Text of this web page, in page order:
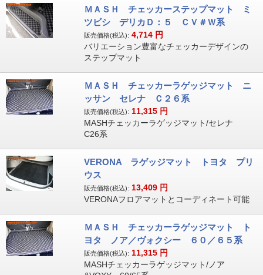
ＭＡＳＨ チェッカーステップマット ミ
ツビシ デリカＤ：５ ＣＶ＃Ｗ系
販売価格(税込): 4,714 円
バリエーション豊富なチェッカーデザインの
ステップマット
ＭＡＳＨ チェッカーラゲッジマット ニ
ッサン セレナ Ｃ２６系
販売価格(税込): 11,315 円
MASHチェッカーラゲッジマット/セレナ
C26系
VERONA ラゲッジマット トヨタ プリ
ウス
販売価格(税込): 13,409 円
VERONAフロアマットとコーディネート可能
ＭＡＳＨ チェッカーラゲッジマット ト
ヨタ ノア／ヴォクシー ６０／６５系
販売価格(税込): 11,315 円
MASHチェッカーラゲッジマット/ノア